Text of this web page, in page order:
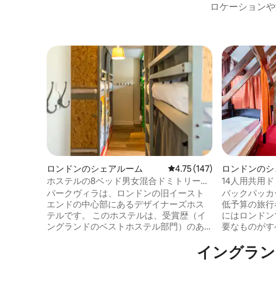
ロケーション
ロンドンのシェアルーム レビュー147件、5つ星中
4.75 (147)
ホステルの8ベッド男女混合ドミトリーの
ベッド - 共用バスルーム
パークヴィラは、ロンドンの旧イースト
エンドの中心部にあるデザイナーズホス
テルです。 このホステルは、受賞歴（イ
ングランドのベストホステル部門）のあ
ヴィラとコーチハウスで、元の特徴と魅
力を反映するように愛情を込めて修復さ
ロンドンの
14人用共用
バックパッカ
低予算の旅
にはロンド
要なものがす
宅の壮大な
ムとアクセ
イングラ